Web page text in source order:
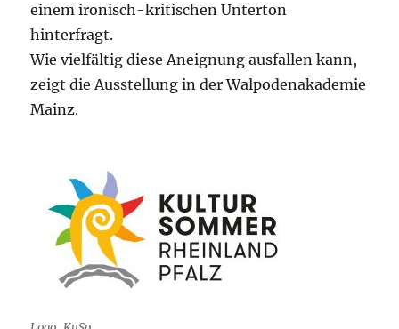
einem ironisch-kritischen Unterton
hinterfragt.
Wie vielfältig diese Aneignung ausfallen kann,
zeigt die Ausstellung in der Walpodenakademie
Mainz.